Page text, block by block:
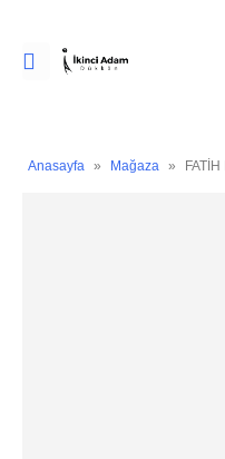
Anasayfa » Mağaza »